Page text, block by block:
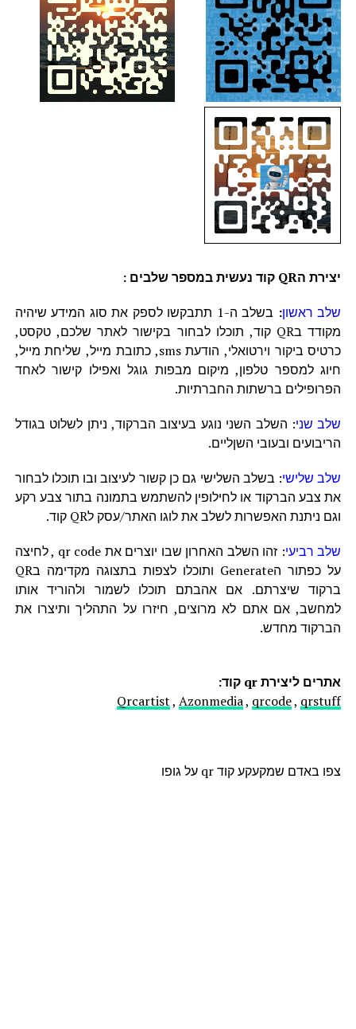
יצירת הQR קוד נעשית במספר שלבים :
שלב ראשון:
בשלב ה-1 תתבקשו לספק את סוג המידע שיהיה
מקודד בQR קוד, תוכלו לבחור בקישור לאתר שלכם, טקסט,
כרטיס ביקור וירטואלי, הודעת sms, כתובת מייל, שליחת מייל,
חיוג למספר טלפון, מיקום מבפות גוגל ואפילו קישור לאחד
הפרופילים ברשתות החברתיות.
שלב שני: השלב השני נוגע בעיצוב הברקוד, ניתן לשלוט בגודל
הריבועים ובעובי השןליים.
שלב שלישי: בשלב השלישי גם כן קשור לעיצוב ובו תוכלו לבחור
את צבע הברקוד או לחילופין להשתמש בתמונה בתור צבע רקע
וגם ניתנת האפשרות לשלב את לוגו האתר/עסק לQR קוד.
שלב רביעי
: זהו השלב האחרון שבו יוצרים את qr code , לחיצה
על כפתור הGenerate ותוכלו לצפות בתצוגה מקדימה בQR
ברקוד שיצרתם. אם אהבתם תוכלו לשמור ולהוריד אותו
למחשב, אם אתם לא מרוצים, חיזרו על התהליך ותיצרו את
הברקוד מחדש.
אתרים ליצירת qr קוד:
Qrcartist,Azonmedia, qrcode, qrstuff
צפו באדם שמקעקע קוד qr על גופו